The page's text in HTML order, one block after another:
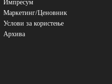
Маркетинг/Ценовник
Услови за користење
Архива